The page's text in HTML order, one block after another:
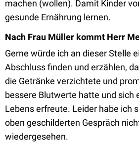
machen (wollen). Damit Kinder
gesunde Ernährung lernen.
Nach Frau Müller kommt Herr
Gerne würde ich an dieser Stelle
Abschluss finden und erzählen,
die Getränke verzichtete und
bessere Blutwerte hatte und sich
Lebens erfreute. Leider habe ich
oben geschilderten Gespräch
wiedergesehen.